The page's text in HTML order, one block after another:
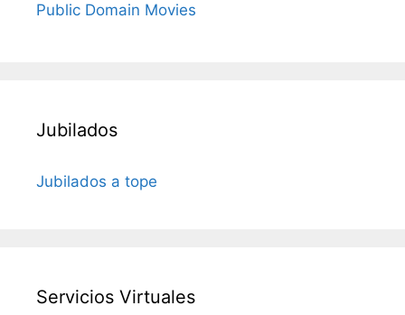
Public Domain Movies
Jubilados
Jubilados a tope
Servicios Virtuales